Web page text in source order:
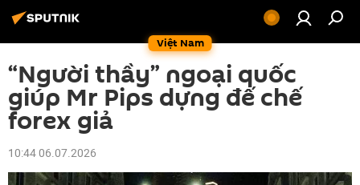
Việt Nam
“Người thầy” ngoại quốc
giúp Mr Pips dựng đế chế
forex giả
10:44 06.07.2026